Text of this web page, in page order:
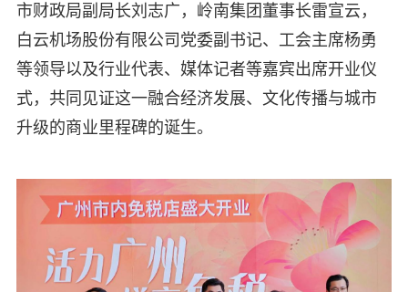
市财政局副局长刘志广，岭南集团董事长雷宣云，
白云机场股份有限公司党委副书记、工会主席杨勇
等领导以及行业代表、媒体记者等嘉宾出席开业仪
式，共同见证这一融合经济发展、文化传播与城市
升级的商业里程碑的诞生。